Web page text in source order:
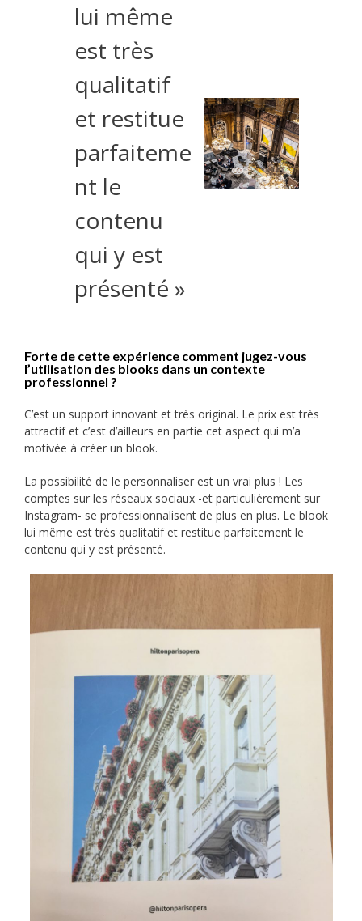
lui même
est très
qualitatif
et restitue
parfaiteme
nt le
contenu
qui y est
présenté »
Forte de cette expérience comment jugez-vous
l’utilisation des blooks dans un contexte
professionnel ?
C’est un support innovant et très original. Le prix est très
attractif et c’est d’ailleurs en partie cet aspect qui m’a
motivée à créer un blook.
La possibilité de le personnaliser est un vrai plus ! Les
comptes sur les réseaux sociaux -et particulièrement sur
Instagram- se professionnalisent de plus en plus. Le blook
lui même est très qualitatif et restitue parfaitement le
contenu qui y est présenté.